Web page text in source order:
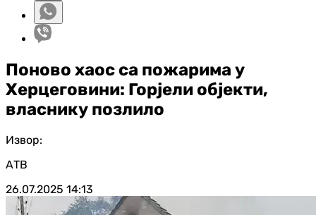
Поново хаос са пожарима у
Херцеговини: Горјели објекти,
власнику позлило
Извор:
АТВ
26.07.2025 14:13